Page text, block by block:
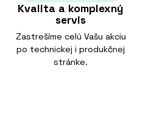
Kvalita a komplexný
servis
Zastrešíme celú Vašu akciu
po technickej i produkčnej
stránke.